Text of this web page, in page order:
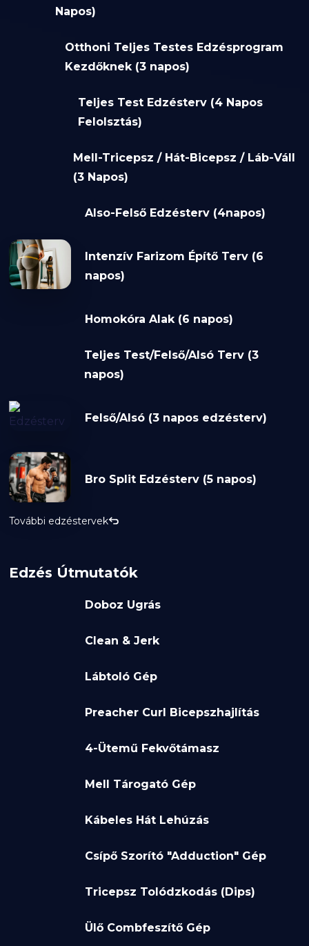
Napos)
Otthoni Teljes Testes Edzésprogram
Kezdőknek (3 napos)
Teljes Test Edzésterv (4 Napos
Felolsztás)
Mell-Tricepsz / Hát-Bicepsz / Láb-Váll
(3 Napos)
Also-Felső Edzésterv (4napos)
Intenzív Farizom Építő Terv (6
napos)
Homokóra Alak (6 napos)
Teljes Test/Felső/Alsó Terv (3
napos)
Felső/Alsó (3 napos edzésterv)
Bro Split Edzésterv (5 napos)
További edzéstervek
Edzés Útmutatók
Doboz Ugrás
Clean & Jerk
Lábtoló Gép
Preacher Curl Bicepszhajlítás
4-Ütemű Fekvőtámasz
Mell Tárogató Gép
Kábeles Hát Lehúzás
Csípő Szorító "Adduction" Gép
Tricepsz Tolódzkodás (Dips)
Ülő Combfeszítő Gép